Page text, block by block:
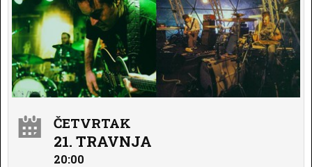
ČETVRTAK
21. TRAVNJA
20:00